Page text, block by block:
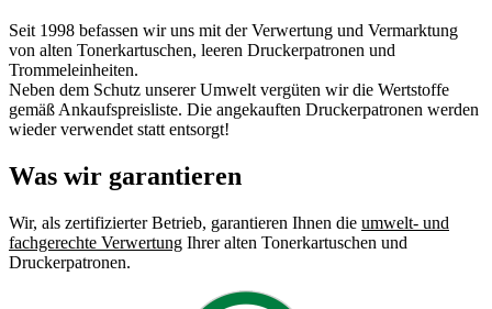
Seit 1998 befassen wir uns mit der Verwertung und Vermarktung
von alten Tonerkartuschen, leeren Druckerpatronen und
Trommeleinheiten.
Neben dem Schutz unserer Umwelt vergüten wir die Wertstoffe
gemäß Ankaufspreisliste. Die angekauften Druckerpatronen werden
wieder verwendet statt entsorgt!
Was wir garantieren
Wir, als zertifizierter Betrieb, garantieren Ihnen die umwelt- und
fachgerechte Verwertung Ihrer alten Tonerkartuschen und
Druckerpatronen.